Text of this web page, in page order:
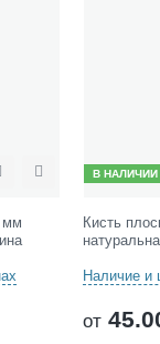
Отложить
мм
В НАЛИЧИИ
Кисть
Наличие и
от